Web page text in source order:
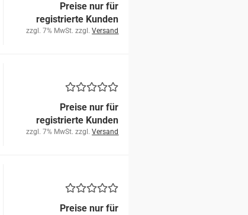
Preise nur für
registrierte Kunden
zzgl. 7% MwSt. zzgl.Versand
Preise nur für
registrierte Kunden
zzgl. 7% MwSt. zzgl.Versand
Preise nur für